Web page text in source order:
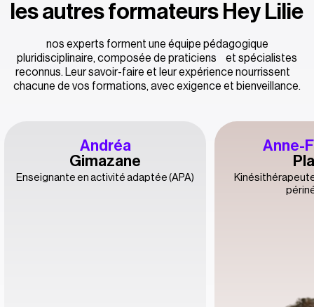
les autres formateurs Hey Lilie
nos experts forment une équipe pédagogique
pluridisciplinaire, composée de praticiens et spécialistes
reconnus. Leur savoir-faire et leur expérience nourrissent
chacune de vos formations, avec exigence et bienveillance.
Andréa
Gimazane
Enseignante en activité adaptée (APA)
Anne-